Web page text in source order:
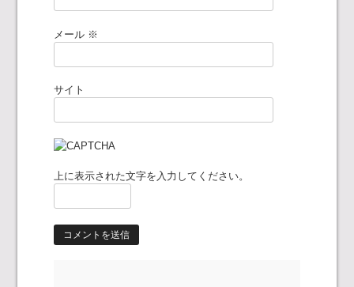
メール ※
サイト
上に表示された文字を入力してください。